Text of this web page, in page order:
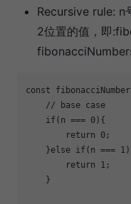
Recursive rule: n
2位置的值，即
const
// base case
if (n === 0
return
0
    }
else if (n === 1
return
1